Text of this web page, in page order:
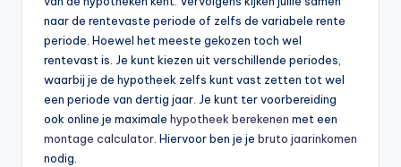
naar de rentevaste periode of zelfs de variabele rente
periode. Hoewel het meeste gekozen toch wel
rentevast is. Je kunt kiezen uit verschillende periodes,
waarbij je de hypotheek zelfs kunt vast zetten tot wel
een periode van dertig jaar. Je kunt ter voorbereiding
ook online je maximale hypotheek berekenen met een
montage calculator. Hiervoor ben je je bruto jaarinkomen
nodig.